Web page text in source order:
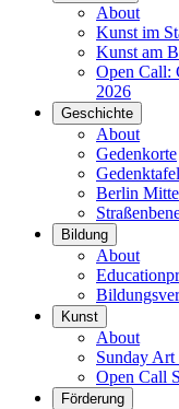
About
Kunst im
Kunst am
Open Call:
2026
Geschichte
About
Gedenkorte
Berlin
Bildung
About
Kunst
About
Sunday Art
Open Call
Förderung